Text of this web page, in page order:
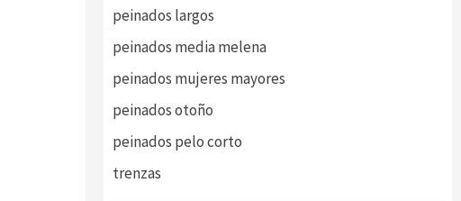
peinados largos
peinados media melena
peinados mujeres mayores
peinados otoño
peinados pelo corto
trenzas